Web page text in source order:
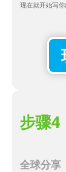
现在就开始写
步骤4
全球分享